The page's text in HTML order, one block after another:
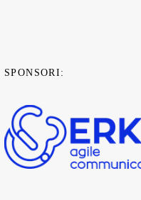
SPONSORI: